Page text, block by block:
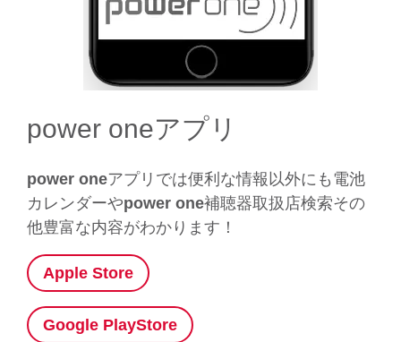
power oneアプリ
power oneアプリでは便利な情報以外にも電池
カレンダーやpower one補聴器取扱店検索その
他豊富な内容がわかります！
Apple Store
Google PlayStore